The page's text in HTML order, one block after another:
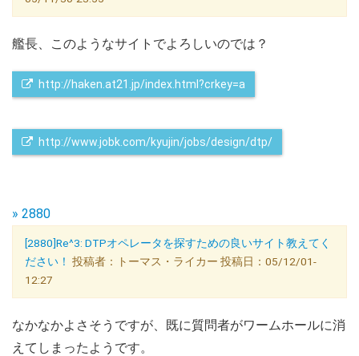
艦長、このようなサイトでよろしいのでは？
http://haken.at21.jp/index.html?crkey=a
http://www.jobk.com/kyujin/jobs/design/dtp/
» 2880
[2880]Re^3: DTPオペレータを探すための良いサイト教えてく
ださい！ 投稿者：トーマス・ライカー 投稿日：05/12/01-
12:27
なかなかよさそうですが、既に質問者がワームホールに消
えてしまったようです。